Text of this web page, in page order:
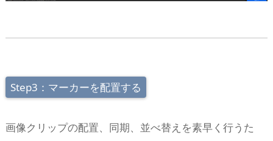
Step3：マーカーを配置する
画像クリップの配置、同期、並べ替えを素早く行うた